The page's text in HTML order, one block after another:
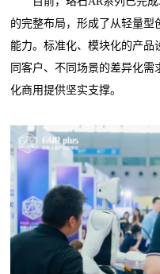
的完整布局，形成了从轻量型
能力。标准化、模块化的产
同客户、不同场景的差异化需
化商用提供坚实支撑。